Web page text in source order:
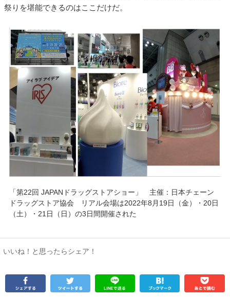
祭りを堪能できるのはここだけだ。
「第22回 JAPANドラッグストアショー」 主催：日本チェーン
ドラッグストア協会 リアル会場は2022年8月19日（金）・20日
（土）・21日（日）の3日間開催された
いいね！と思ったらシェア！